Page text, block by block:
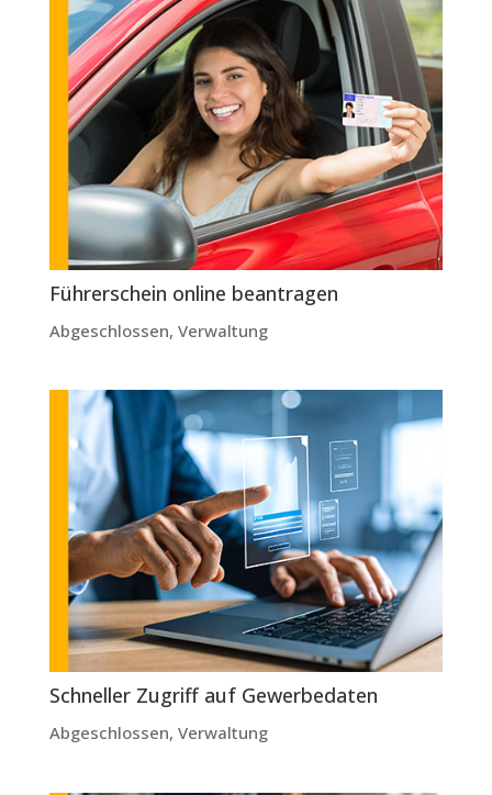
Führerschein online beantragen
Abgeschlossen, Verwaltung
Schneller Zugriff auf Gewerbedaten
Abgeschlossen, Verwaltung